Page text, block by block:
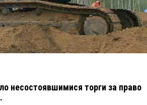
несостоявшимися торги за право